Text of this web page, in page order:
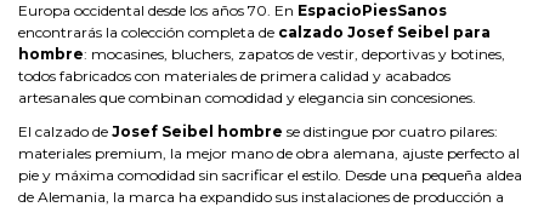
Europa occidental desde los años 70. En EspacioPiesSanos
encontrarás la colección completa de calzado Josef Seibel para
hombre: mocasines, bluchers, zapatos de vestir, deportivas y botines,
todos fabricados con materiales de primera calidad y acabados
artesanales que combinan comodidad y elegancia sin concesiones.
El calzado de Josef Seibel hombre se distingue por cuatro pilares:
materiales premium, la mejor mano de obra alemana, ajuste perfecto al
pie y máxima comodidad sin sacrificar el estilo. Desde una pequeña aldea
de Alemania, la marca ha expandido sus instalaciones de producción a